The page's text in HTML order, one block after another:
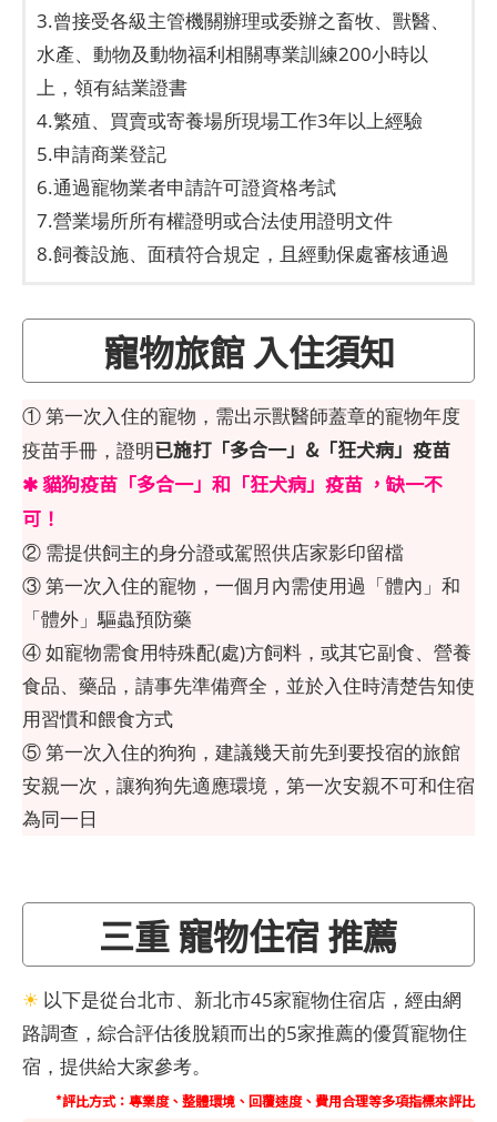
3.曾接受各級主管機關辦理或委辦之畜牧、獸醫、
水產、動物及動物福利相關專業訓練200小時以
上，領有結業證書
4.繁殖、買賣或寄養場所現場工作3年以上經驗
5.申請商業登記
6.通過寵物業者申請許可證資格考試
7.營業場所所有權證明或合法使用證明文件
8.飼養設施、面積符合規定，且經動保處審核通過
寵物旅館 入住須知
① 第一次入住的寵物，需出示獸醫師蓋章的寵物年度
疫苗手冊，證明已施打「多合一」&「狂犬病」疫苗
✱ 貓狗疫苗「多合一」和「狂犬病」疫苗 ，缺一不
可！
② 需提供飼主的身分證或駕照供店家影印留檔
③ 第一次入住的寵物，一個月內需使用過「體內」和
「體外」驅蟲預防藥
④ 如寵物需食用特殊配(處)方飼料，或其它副食、營養
食品、藥品，請事先準備齊全，並於入住時清楚告知使
用習慣和餵食方式
⑤ 第一次入住的狗狗，建議幾天前先到要投宿的旅館
安親一次，讓狗狗先適應環境，第一次安親不可和住宿
為同一日
三重 寵物住宿 推薦
☀ 以下是從台北市、新北市45家寵物住宿店，經由網
路調查，綜合評估後脫穎而出的5家推薦的優質寵物住
宿，提供給大家參考。
*評比方式：專業度、整體環境、回覆速度、費用合理等多項指標來評比